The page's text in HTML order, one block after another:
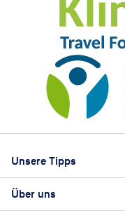
Unsere Tipps
Beste Reisezeit
Über uns